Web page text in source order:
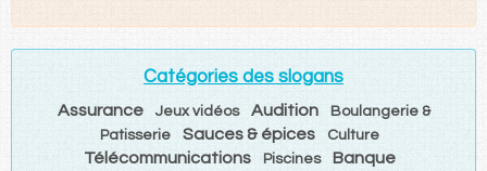
Catégories des slogans
Assurance Jeux vidéos Audition
Boulangerie &
Patisserie
Sauces & épices Culture
Télécommunications Piscines Banque